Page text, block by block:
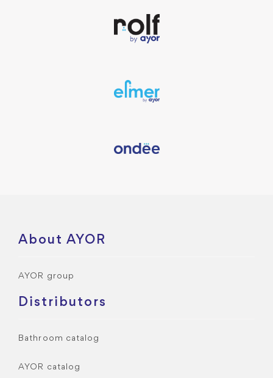
About AYOR
AYOR group
Distributors
Bathroom catalog
AYOR catalog